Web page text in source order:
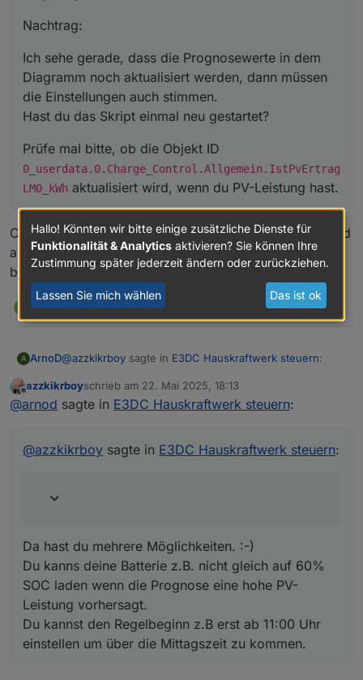
Diagramm noch aktualisiert werden, dann müssen die
Einstellungen auch stimmen.
Hast du das Skript einmal neu gestartet?
Prüfe mal bitte, ob die Objekt ID
0_userdata.0.Charge_Control.Allgemein.IstPv
ErtragLM0_kWh
aktualisiert wird, wenn du PV-Leistung
hast.
Nachtrag:
Ich sehe gerade, dass die Prognosewerte in dem
Diagramm noch aktualisiert werden, dann müssen
die Einstellungen auch stimmen.
Hast du das Skript einmal neu gestartet?
Prüfe mal bitte, ob die Objekt ID
0_userdata.0.Charge_Control.Allgemein.IstPvErtrag
LM0_kWh aktualisiert wird, wenn du PV-Leistung hast.
Objekt-ID in der View stimmt. IstPvErtragLM0_kWh wird
aktualisiert. Habe jetzt das Skript neu gestartet. Ich
beobachte ...
1 Antwort 0
A ArnoD@azzkikrboy sagte in E3DC Hauskraftwerk steuern:
@arnod sagte inE3DC Hauskraftwerk steuern
azzkikrboy
Sieht so aus, als ob um ca. 11:15 Uhr die PV-
OK, aus deiner Erfahrung: gibt es eine Möglichkeit
die Parameter so zu ändern, dass das Abriegeln
weiter nach hinten (also später) verlegt werden
könnte?
Du kanns deine Batterie z.B. nicht gleich auf 60% SOC
laden wenn die Prognose eine hohe PV- Leistung
Offline
azzkikrboyschrieb am 22. Mai 2025, 18:13
zuletzt editiert von
@arnod sagte in E3DC Hauskraftwerk steuern:
@azzkikrboy sagte in E3DC Hauskraftwerk steuern:
Da hast du mehrere Möglichkeiten. :-)
Du kanns deine Batterie z.B. nicht gleich auf 60%
SOC laden wenn die Prognose eine hohe PV-
Leistung vorhersagt.
Du kannst den Regelbeginn z.B erst ab 11:00 Uhr
einstellen um über die Mittagszeit zu kommen.
Hallo! Könnten wir bitte einige zusätzliche Dienste für
Funktionalität & Analytics aktivieren? Sie können Ihre
Zustimmung später jederzeit ändern oder zurückziehen.
Lassen Sie mich wählen Das ist ok